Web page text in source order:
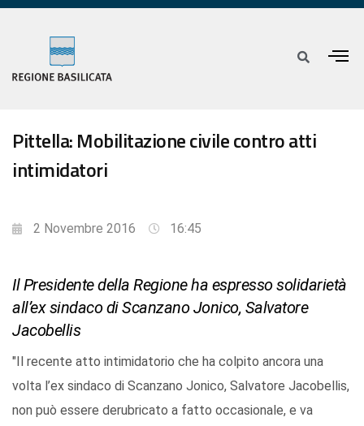
Pittella: Mobilitazione civile contro atti
intimidatori
2 Novembre 2016 16:45
Il Presidente della Regione ha espresso solidarietà
all’ex sindaco di Scanzano Jonico, Salvatore
Jacobellis
"Il recente atto intimidatorio che ha colpito ancora una
volta l’ex sindaco di Scanzano Jonico, Salvatore Jacobellis,
non può essere derubricato a fatto occasionale, e va